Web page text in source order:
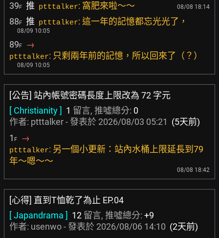
39F 推 ptttalker: 窩肥來啦～～ 08/08 18:14
88F 推 ptttalker: 這一年的記憶都忘光光了，
08/09 10:05
89F →
ptttalker: 只剩兩年前的記憶，所以回來了（？）
08/09 10:05
[公告] 站內帳號密碼長度上限改為 72 字元
[ Christianity ] 1 留言, 推噓總分: 0
作者: ptttalker - 發表於 2026/08/03 05:21 (5天前)
1 F →
ptttalker: 另一個小更新：站內水桶上限延長到79
年～嗯～～
08/08 18:42
[心得] 直到T恤乾了為止 EP.04
[ Japandrama ] 12 留言, 推噓總分: +9
作者: usenwo- 發表於 2026/08/06 14:10 (2天前)